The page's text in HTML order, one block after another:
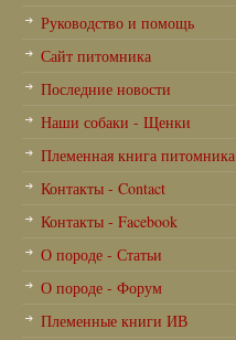
Руководство и помощь
Сайт питомника
Последние новости
Наши собаки - Щенки
Племенная книга питомника
Контакты - Contact
Контакты - Facebook
О породе - Статьи
О породе - Форум
Племенные книги ИВ